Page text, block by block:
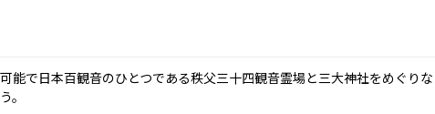
能で日本百観音のひとつである秩父三十四観音霊場と三大神社をめぐりな
。